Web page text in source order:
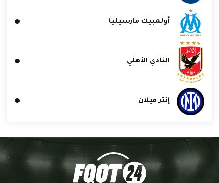
أولمبيك مارسيليا
النادي الأهلي
إنتر ميلان